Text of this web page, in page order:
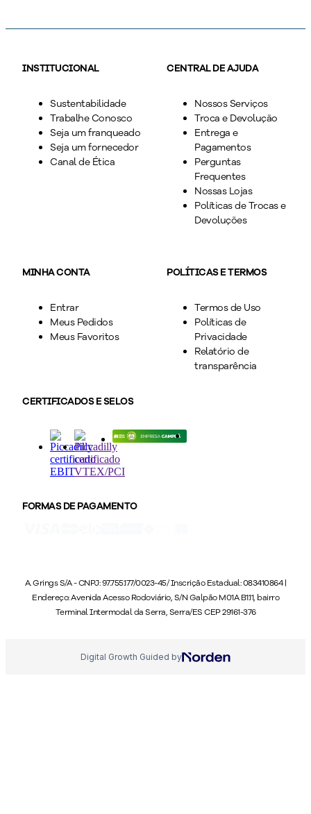
INSTITUCIONAL
Sustentabilidade
Trabalhe Conosco
Seja um franqueado
Seja um fornecedor
Canal de Ética
CENTRAL DE AJUDA
Nossos Serviços
Troca e Devolução
Entrega e
Pagamentos
Perguntas
Frequentes
Nossas Lojas
Políticas de Trocas e
Devoluções
MINHA CONTA
Entrar
Meus Pedidos
Meus Favoritos
POLÍTICAS E TERMOS
Termos de Uso
Políticas de
Privacidade
Relatório de
transparência
CERTIFICADOS E SELOS
FORMAS DE PAGAMENTO
A. Grings S/A - CNPJ: 97.755.177/0023-45/ Inscrição Estadual: 083410864 |
Endereço: Avenida Acesso Rodoviário, S/N Galpão M01A B1.11, bairro
Terminal Intermodal da Serra, Serra/ES CEP 29161-376
Digital Growth Guided by